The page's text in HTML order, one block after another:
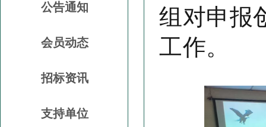
公告通知
会员动态
招标资讯
支持单位
组对申报
工作。